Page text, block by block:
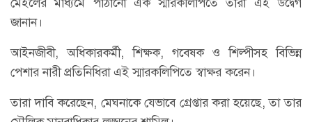
জানান।
আইনজীবী, অধিকারকর্মী, শিক্ষক, গবেষক ও শিল্পীসহ বিভিন্ন
পেশার নারী প্রতিনিধিরা এই স্মারকলিপিতে স্বাক্ষর করেন।
তারা দাবি করেছেন, মেঘনাকে যেভাবে গ্রেপ্তার করা হয়েছে, তা তার